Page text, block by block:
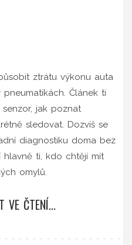
ztrátu výkonu auta
Článek ti
jak poznat
sledovat. Dozvíš se
diagnostiku doma bez
hlavně ti, kdo chtějí mít
omylů.
VE ČTENÍ...